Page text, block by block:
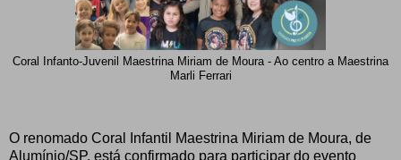
Coral Infanto-Juvenil Maestrina Miriam de Moura - Ao centro a Maestrina
Marli Ferrari
O renomado Coral Infantil Maestrina Miriam de Moura, de
Alumínio/SP, está confirmado para participar do evento